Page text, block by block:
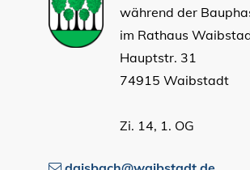
während der
im Rathaus
Hauptstr. 31
74915 Waibstadt
Zi. 14, 1. OG